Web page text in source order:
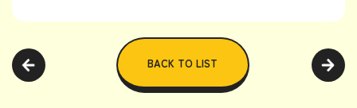
BACK TO LIST